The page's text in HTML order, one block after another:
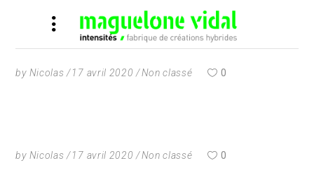
by Nicolas 17 avril 2020 Non classé 0
by Nicolas 17 avril 2020 Non classé 0